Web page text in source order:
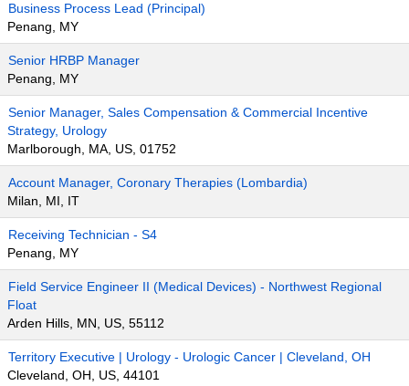
Business Process Lead (Principal)
Penang, MY
Senior HRBP Manager
Penang, MY
Senior Manager, Sales Compensation & Commercial Incentive
Strategy, Urology
Marlborough, MA, US, 01752
Account Manager, Coronary Therapies (Lombardia)
Milan, MI, IT
Receiving Technician - S4
Penang, MY
Field Service Engineer II (Medical Devices) - Northwest Regional
Float
Arden Hills, MN, US, 55112
Territory Executive | Urology - Urologic Cancer | Cleveland, OH
Cleveland, OH, US, 44101